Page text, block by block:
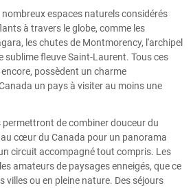
espaces naturels considérés
à travers le globe, comme les
les chutes de Montmorency, l'archipel
sublime fleuve Saint-Laurent. Tous ces
possèdent un charme
un pays à visiter au moins une
permettront de combiner douceur du
cœur du Canada pour un panorama
circuit accompagné tout compris. Les
amateurs de paysages enneigés, que ce
villes ou en pleine nature. Des séjours